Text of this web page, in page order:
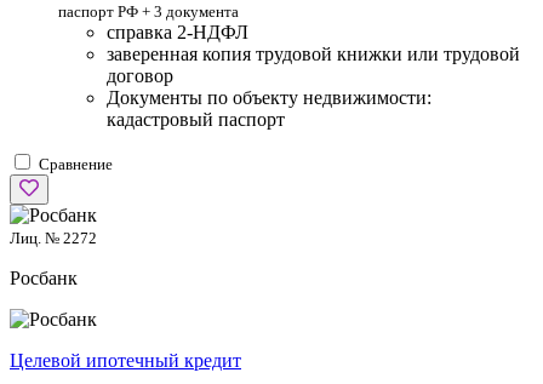
паспорт РФ + 3 документа
справка 2-НДФЛ
заверенная копия трудовой книжки или трудовой
договор
Документы по объекту недвижимости:
кадастровый паспорт
Сравнение
Лиц. № 2272
Росбанк
Целевой ипотечный кредит